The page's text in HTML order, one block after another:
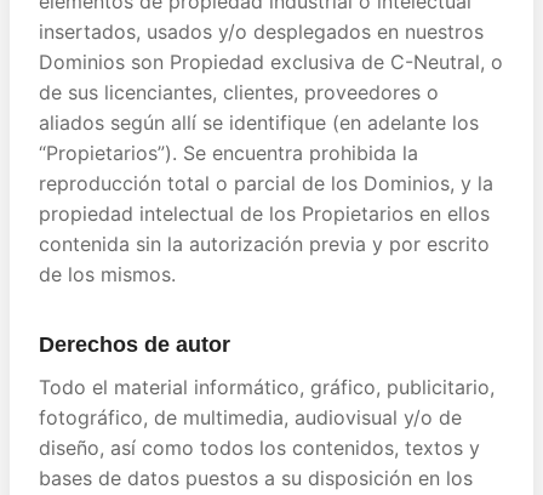
insertados, usados y/o desplegados en nuestros
Dominios son Propiedad exclusiva de C-Neutral, o
de sus licenciantes, clientes, proveedores o
aliados según allí se identifique (en adelante los
“Propietarios”). Se encuentra prohibida la
reproducción total o parcial de los Dominios, y la
propiedad intelectual de los Propietarios en ellos
contenida sin la autorización previa y por escrito
de los mismos.
Derechos de autor
Todo el material informático, gráfico, publicitario,
fotográfico, de multimedia, audiovisual y/o de
diseño, así como todos los contenidos, textos y
bases de datos puestos a su disposición en los